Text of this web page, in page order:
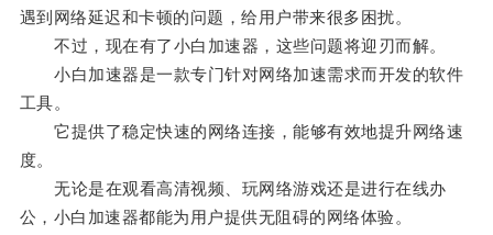
遇到网络延迟和卡顿的问题，给用户带来很多困扰。
不过，现在有了小白加速器，这些问题将迎刃而解。
小白加速器是一款专门针对网络加速需求而开发的软件
工具。
它提供了稳定快速的网络连接，能够有效地提升网络速
度。
无论是在观看高清视频、玩网络游戏还是进行在线办
公，小白加速器都能为用户提供无阻碍的网络体验。